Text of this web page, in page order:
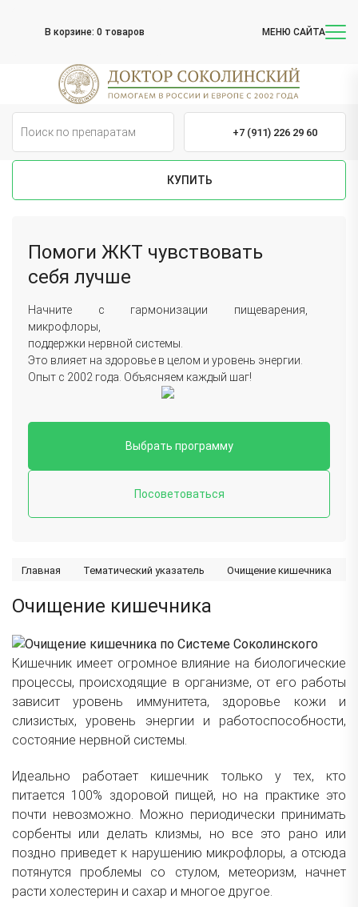
В корзине: 0 товаров МЕНЮ САЙТА
+7 (911) 226 29 60
КУПИТЬ
Помоги ЖКТ чувствовать
себя лучше
Начните c гармонизации пищеварения,
микрофлоры,
поддержки нервной системы.
Это влияет на здоровье в целом и уровень энергии.
Опыт с 2002 года. Объясняем каждый шаг!
Выбрать программу
Посоветоваться
Главная Тематический указатель Очищение кишечника
Очищение кишечника
Кишечник имеет огромное влияние на биологические
процессы, происходящие в организме, от его работы
зависит уровень иммунитета, здоровье кожи и
слизистых, уровень энергии и работоспособности,
состояние нервной системы.
Идеально работает кишечник только у тех, кто
питается 100% здоровой пищей, но на практике это
почти невозможно. Можно периодически принимать
сорбенты или делать клизмы, но все это рано или
поздно приведет к нарушению микрофлоры, а отсюда
потянутся проблемы со стулом, метеоризм, начнет
расти холестерин и сахар и многое другое.